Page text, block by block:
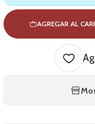
AGREGAR AL